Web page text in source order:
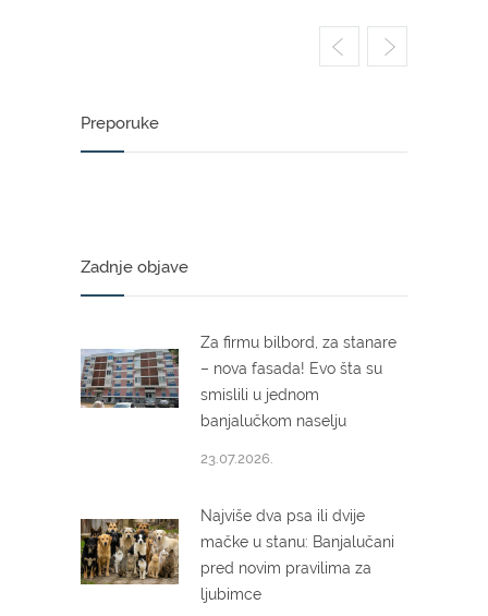
Preporuke
Zadnje objave
Za firmu bilbord, za stanare
– nova fasada! Evo šta su
smislili u jednom
banjalučkom naselju
23.07.2026.
Najviše dva psa ili dvije
mačke u stanu: Banjalučani
pred novim pravilima za
ljubimce